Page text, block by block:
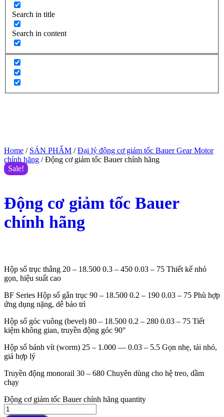
Search in title
Search in content
Home / SẢN PHẨM /Đại lý động cơ giảm tốc Bauer Gear Motor
chính hãng / Động cơ giảm tốc Bauer chính hãng
Sale!
Động cơ giảm tốc Bauer
chính hãng
Hộp số trục thẳng 20 – 18.500 0.3 – 450 0.03 – 75 Thiết kế nhỏ
gọn, hiệu suất cao
BF Series Hộp số gắn trục 90 – 18.500 0.2 – 190 0.03 – 75 Phù hợp
ứng dụng nặng, dễ bảo trì
Hộp số góc vuông (bevel) 80 – 18.500 0.2 – 280 0.03 – 75 Tiết
kiệm không gian, truyền động góc 90°
Hộp số bánh vít (worm) 25 – 1.000 — 0.03 – 5.5 Gọn nhẹ, tải nhỏ,
giá hợp lý
Truyền động monorail 30 – 680 Chuyên dùng cho hệ treo, dầm
chạy
Động cơ giảm tốc Bauer chính hãng quantity